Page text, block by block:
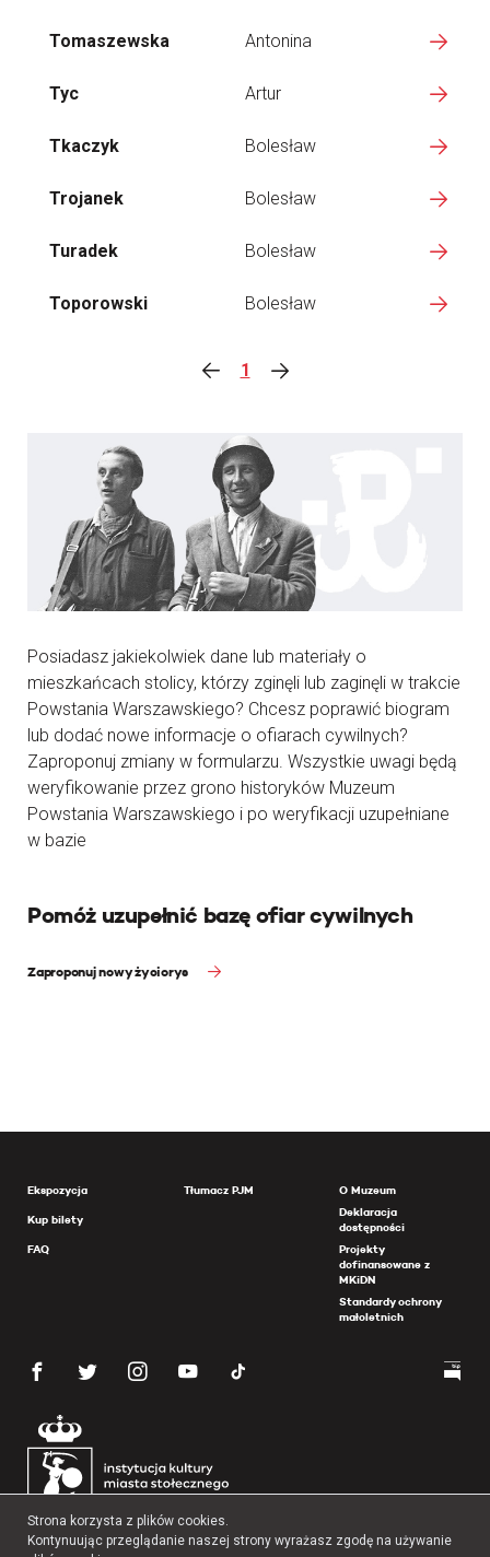
Tomaszewska Antonina
Tyc Artur
Tkaczyk Bolesław
Trojanek Bolesław
Turadek Bolesław
Toporowski Bolesław
1
Posiadasz jakiekolwiek dane lub materiały o
mieszkańcach stolicy, którzy zginęli lub zaginęli w trakcie
Powstania Warszawskiego? Chcesz poprawić biogram
lub dodać nowe informacje o ofiarach cywilnych?
Zaproponuj zmiany w formularzu. Wszystkie uwagi będą
weryfikowanie przez grono historyków Muzeum
Powstania Warszawskiego i po weryfikacji uzupełniane
w bazie
Pomóż uzupełnić bazę ofiar cywilnych
Zaproponuj nowy życiorys
Ekspozycja
Kup bilety
FAQ
Tłumacz PJM
O Muzeum
Deklaracja
dostępności
Projekty
dofinansowane z
MKiDN
Standardy ochrony
małoletnich
Strona korzysta z plików cookies.
Kontynuując przeglądanie naszej strony wyrażasz zgodę na używanie